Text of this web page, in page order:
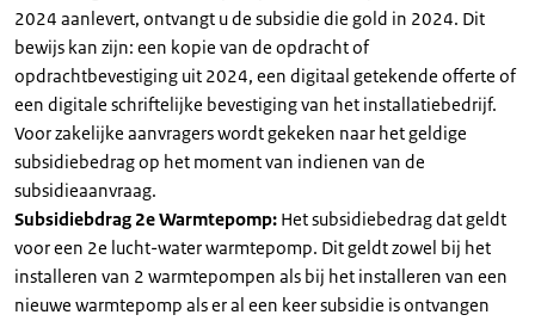
2024 aanlevert, ontvangt u de subsidie die gold in 2024. Dit
bewijs kan zijn: een kopie van de opdracht of
opdrachtbevestiging uit 2024, een digitaal getekende offerte of
een digitale schriftelijke bevestiging van het installatiebedrijf.
Voor zakelijke aanvragers wordt gekeken naar het geldige
subsidiebedrag op het moment van indienen van de
subsidieaanvraag.
Subsidiebdrag 2e Warmtepomp: Het subsidiebedrag dat geldt
voor een 2e lucht-water warmtepomp. Dit geldt zowel bij het
installeren van 2 warmtepompen als bij het installeren van een
nieuwe warmtepomp als er al een keer subsidie is ontvangen